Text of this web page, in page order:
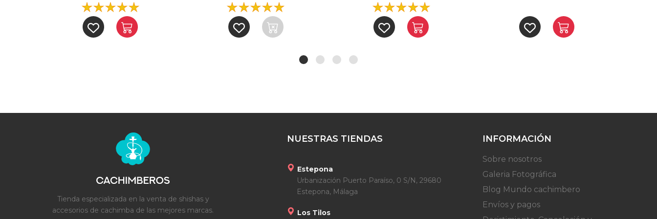
Tienda especializada en la venta de shishas y
accesorios de cachimba de las mejores marcas.
NUESTRAS TIENDAS
Estepona
Urbanización Puerto Paraíso, 0 S/N, 29680
Estepona, Málaga
Los Tilos
INFORMACIÓN
Sobre nosotros
Galeria Fotográfica
Blog Mundo cachimbero
Envíos y pagos